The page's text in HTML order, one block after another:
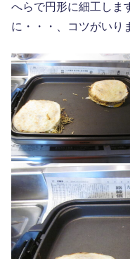
へらで円形に細工しま
に・・・、コツがいり